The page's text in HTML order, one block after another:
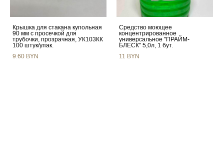
Крышка для стакана купольная
90 мм с просечкой для
трубочки, прозрачная, УК103КК
100 штук/упак.
9.60 BYN
Средство моющее
концентрированное
универсальное "ПРАЙМ-
БЛЕСК" 5,0л, 1 бут.
11 BYN